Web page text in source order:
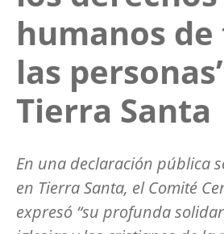
humanos
las
Tierra Santa
En una declaración pública
en Tierra Santa, el Comité
expresó “su profunda